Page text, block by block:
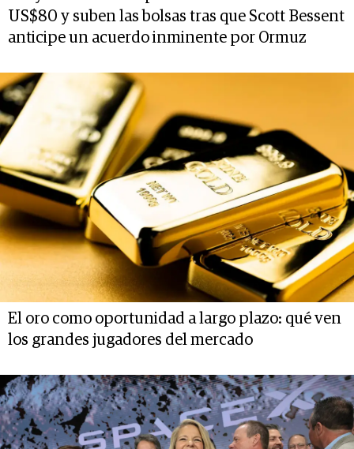
US$80 y suben las bolsas tras que Scott Bessent
anticipe un acuerdo inminente por Ormuz
El oro como oportunidad a largo plazo: qué ven
los grandes jugadores del mercado